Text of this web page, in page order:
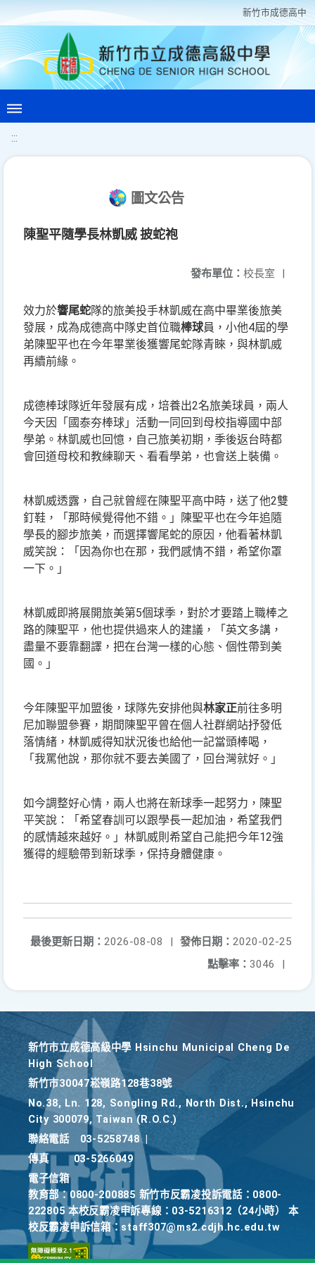
新竹巿成德高中
:::
圖文公告
陳聖平隨學長林凱威 披蛇袍
發布單位： 校長室 |
效力於響尾蛇隊的旅美投手林凱威在高中畢業後旅美
發展，成為成德高中隊史首位職棒球員，小他4屆的學
弟陳聖平也在今年畢業後獲響尾蛇隊青睞，與林凱威
再續前緣。
成德棒球隊近年發展有成，培養出2名旅美球員，兩人
今天因「國泰夯棒球」活動一同回到母校指導國中部
學弟。林凱威也回憶，自己旅美初期，季後返台時都
會回道母校和教練聊天、看看學弟，也會送上裝備。
林凱威透露，自己就曾經在陳聖平高中時，送了他2雙
釘鞋，「那時候覺得他不錯。」陳聖平也在今年追隨
學長的腳步旅美，而選擇響尾蛇的原因，他看著林凱
威笑說：「因為你也在那，我們感情不錯，希望你罩
一下。」
林凱威即將展開旅美第5個球季，對於才要踏上職棒之
路的陳聖平，他也提供過來人的建議，「英文多講，
盡量不要靠翻譯，把在台灣一樣的心態、個性帶到美
國。」
今年陳聖平加盟後，球隊先安排他與林家正前往多明
尼加聯盟參賽，期間陳聖平曾在個人社群網站抒發低
落情緒，林凱威得知狀況後也給他一記當頭棒喝，
「我罵他說，那你就不要去美國了，回台灣就好。」
如今調整好心情，兩人也將在新球季一起努力，陳聖
平笑說：「希望春訓可以跟學長一起加油，希望我們
的感情越來越好。」林凱威則希望自己能把今年12強
獲得的經驗帶到新球季，保持身體健康。
發佈日期： 2020-02-25
最後更新日期： 2026-08-08
|
點擊率： 3046 |
新竹巿立成德高級中學 Hsinchu Municipal Cheng De
High School
新竹巿30047崧嶺路128巷38號
No.38, Ln. 128, Songling Rd., North Dist., Hsinchu
City 300079, Taiwan (R.O.C.)
聯絡電話
03-5258748
傳真
03-5266049
電子信箱
教育部：0800-200885 新竹市反霸凌投訴電話：0800-
222805 本校反霸凌申訴專線：03-5216312（24小時） 本
校反霸凌申訴信箱：staff307@ms2.cdjh.hc.edu.tw